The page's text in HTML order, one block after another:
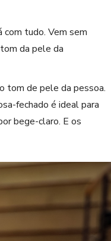
com tudo. Vem sem
om da pele da
tom de pele da pessoa.
fechado é ideal para
bege-claro. E os